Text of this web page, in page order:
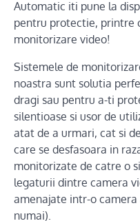
Automatic iti pune la
pentru protectie, printre
monitorizare video!
Sistemele de
noastra sunt solutia
dragi sau pentru a-ti
silentioase si usor de
atat de a urmari, cat si
care se desfasoara in
monitorizate de catre o
legaturii dintre camera
amenajate intr-o
numai).